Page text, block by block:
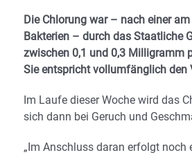
Die Chlorung war – nach einer
Bakterien – durch das Staatliche
zwischen 0,1 und 0,3 Milligramm
Sie entspricht vollumfänglich den
Im Laufe dieser Woche wird das
sich dann bei Geruch und
„Im Anschluss daran erfolgt noch